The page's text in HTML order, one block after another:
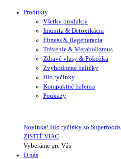
Produkty
Všetky produkty
Imunita & Detoxikácia
Fitness & Regenerácia
Trávenie & Metabolizmus
Zdravé vlasy & Pokožka
Zvýhodnené balíčky
Bio tyčinky
Kompaktné balenia
Poukazy
Novinka! Bio tyčinky so Superfoods.
ZISTIŤ VIAC
Vyberáme pre Vás
O nás